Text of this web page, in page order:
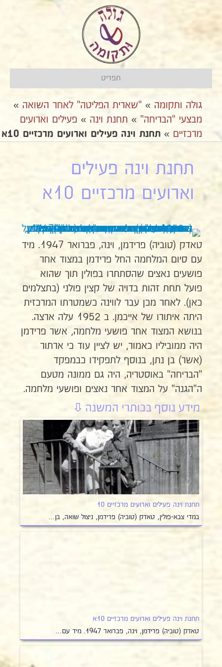
תפריט
גולה ותקומה » "שארית הפליטה" לאחר השואה »
מבצעי "הבריחה" » בתחנת וינה » פעילים וארועים
מרכזיים » תחנת וינה פעילים וארועים מרכזיים 10א
תחנת וינה פעילים
וארועים מרכזיים 10א
טאדק (טוביה) פרידמן, וינה, פברואר 1947. מיד
עם סיום המלחמה החל פרידמן במצוד אחר
פושעים נאצים שהסתתרו בפולין תוך שהוא
פועל תחת זהות בדויה של קצין פולני (בתצלמים
כאן). לאחר מכן עבר לווינה כשמטרתו המרכזית
היתה איתורו של אייכמן. ב 1952 עלה ארצה.
בנושא המצוד אחר פושעי מלחמה, אשר פרידמן
היה ממוביליו כאמור, יש לציין עוד כי ארתור
(אשר) בן נתן, בנוסף לתפקידו כבמפקד
"הבריחה" באוסטריה, היה גם ממונה מטעם
ה"הגנה" על המצוד אחר נאצים ופושעי מלחמה.
תחנת וינה פעילים וארועים מרכזיים 10
במדי צבא-פולין, טאדק (טוביה) פרידמן, ניצול שואה, בן…
תחנת וינה פעילים וארועים מרכזיים 10א
טאדק (טוביה) פרידמן, וינה, פברואר 1947. מיד עם…